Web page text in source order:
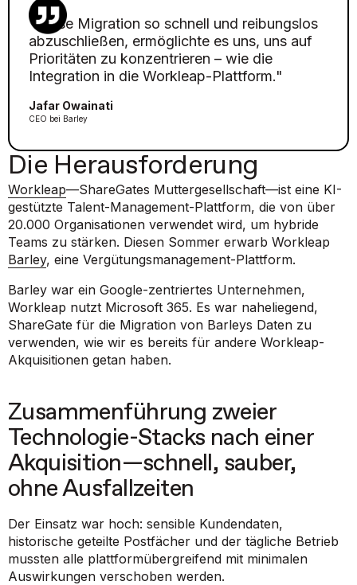
"Diese Migration so schnell und reibungslos
abzuschließen, ermöglichte es uns, uns auf
Prioritäten zu konzentrieren – wie die
Integration in die Workleap-Plattform."
Jafar Owainati
CEO bei Barley
Die Herausforderung
Workleap—ShareGates Muttergesellschaft—ist eine KI-
gestützte Talent-Management-Plattform, die von über
20.000 Organisationen verwendet wird, um hybride
Teams zu stärken. Diesen Sommer erwarb Workleap
Barley, eine Vergütungsmanagement-Plattform.
Barley war ein Google-zentriertes Unternehmen,
Workleap nutzt Microsoft 365. Es war naheliegend,
ShareGate für die Migration von Barleys Daten zu
verwenden, wie wir es bereits für andere Workleap-
Akquisitionen getan haben.
Zusammenführung zweier
Technologie-Stacks nach einer
Akquisition—schnell, sauber,
ohne Ausfallzeiten
Der Einsatz war hoch: sensible Kundendaten,
historische geteilte Postfächer und der tägliche Betrieb
mussten alle plattformübergreifend mit minimalen
Auswirkungen verschoben werden.